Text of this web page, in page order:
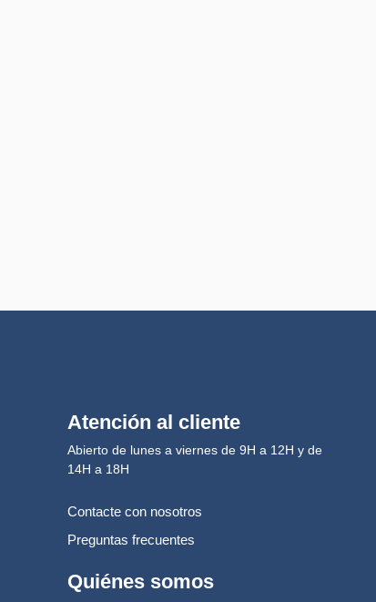
Atención al cliente
Abierto de lunes a viernes de 9H a 12H y de
14H a 18H
Contacte con nosotros
Preguntas frecuentes
Quiénes somos